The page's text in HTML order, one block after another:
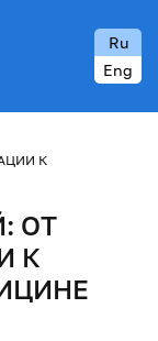
Ru
Eng
К
ОТ
К